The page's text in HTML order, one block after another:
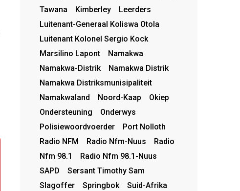
Tawana
Kimberley
Leerders
Luitenant-Generaal Koliswa Otola
Luitenant Kolonel Sergio Kock
Marsilino Lapont
Namakwa
Namakwa-Distrik
Namakwa Distrik
Namakwa Distriksmunisipaliteit
Namakwaland
Noord-Kaap
Okiep
Ondersteuning
Onderwys
Polisiewoordvoerder
Port Nolloth
Radio NFM
Radio Nfm-Nuus
Radio
Nfm 98.1
Radio Nfm 98.1-Nuus
SAPD
Sersant Timothy Sam
Slagoffer
Springbok
Suid-Afrika